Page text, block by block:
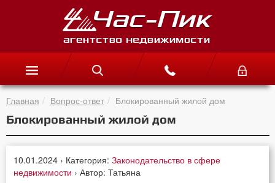
Главная Вопрос-ответ Блокированный жилой дом
Блокированный жилой дом
10.01.2024 › Категория:Законодательство в сфере
недвижимости › Автор: Татьяна